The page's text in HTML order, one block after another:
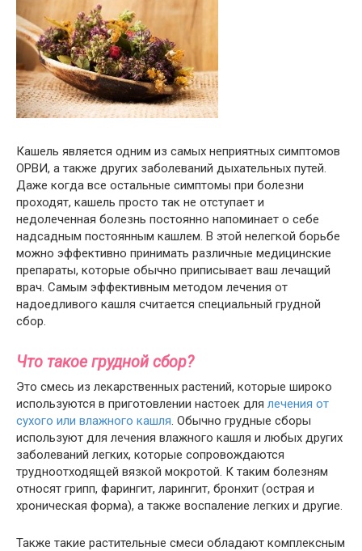
Кашель является одним из самых неприятных симптомов
ОРВИ, а также других заболеваний дыхательных путей.
Даже когда все остальные симптомы при болезни
проходят, кашель просто так не отступает и
недолеченная болезнь постоянно напоминает о себе
надсадным постоянным кашлем. В этой нелегкой борьбе
можно эффективно принимать различные медицинские
препараты, которые обычно приписывает ваш лечащий
врач. Самым эффективным методом лечения от
надоедливого кашля считается специальный грудной
сбор.
Что такое грудной сбор?
Это смесь из лекарственных растений, которые широко
используются в приготовлении настоек для лечения от
сухого или влажного кашля. Обычно грудные сборы
используют для лечения влажного кашля и любых других
заболеваний легких, которые сопровождаются
трудноотходящей вязкой мокротой. К таким болезням
относят грипп, фарингит, ларингит, бронхит (острая и
хроническая форма), а также воспаление легких и другие.
Также такие растительные смеси обладают комплексным